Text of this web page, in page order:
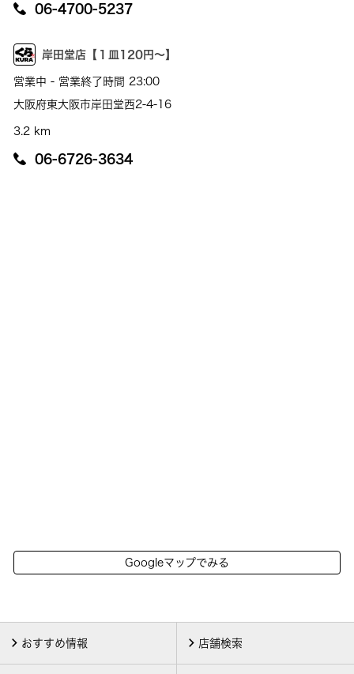
06-4700-5237
岸田堂店【１皿120円～】
営業中 - 営業終了時間 23:00
大阪府東大阪市岸田堂西2-4-16
3.2 km
06-6726-3634
Googleマップでみる
おすすめ情報 店舗検索